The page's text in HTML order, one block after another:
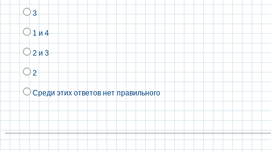
3
1 и 4
2 и 3
2
Среди этих ответов нет правильного